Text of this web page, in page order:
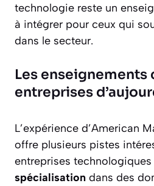
technologie reste un
à intégrer pour ceux qui
dans le secteur.
Les enseignements
entreprises
L’expérience d’American
offre plusieurs pistes
entreprises technologiques
spécialisation dans des